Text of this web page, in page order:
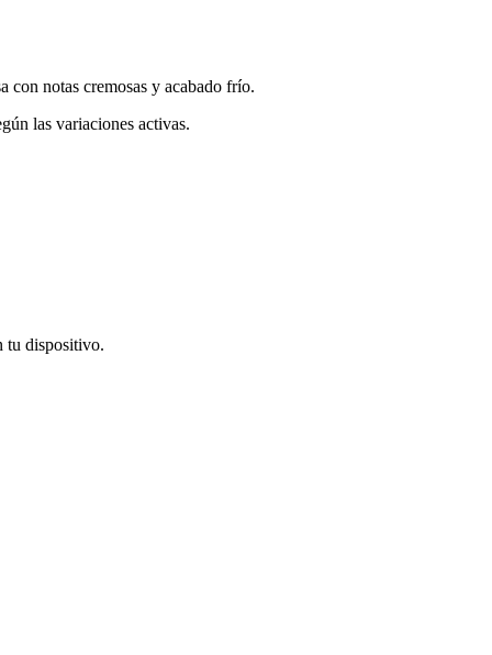
con notas cremosas y acabado frío.
las variaciones activas.
tu dispositivo.